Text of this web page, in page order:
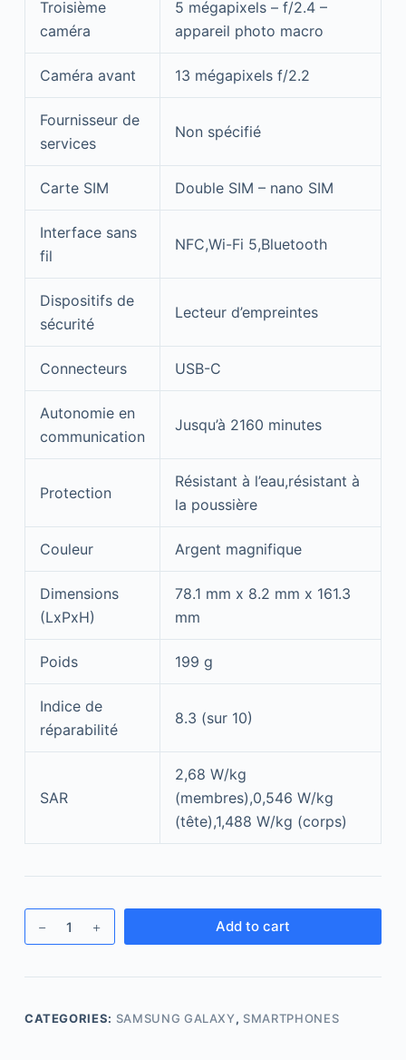
Troisième
caméra
5 mégapixels – f/2.4 –
appareil photo macro
Caméra avant 13 mégapixels f/2.2
Fournisseur de
services
Non spécifié
Carte SIM Double SIM – nano SIM
Interface sans
fil
NFC,Wi-Fi 5,Bluetooth
Dispositifs de
sécurité
Lecteur d’empreintes
Connecteurs USB-C
Autonomie en
communication
Jusqu’à 2160 minutes
Protection
Résistant à l’eau,résistant à
la poussière
Couleur Argent magnifique
Dimensions
(LxPxH)
78.1 mm x 8.2 mm x 161.3
mm
Poids 199 g
Indice de
réparabilité
8.3 (sur 10)
SAR
2,68 W/kg
(membres),0,546 W/kg
(tête),1,488 W/kg (corps)
Add to cart
CATEGORIES: SAMSUNG GALAXY, SMARTPHONES